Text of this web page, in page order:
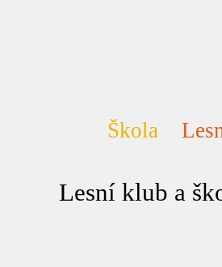
Škola
Lesní klub a